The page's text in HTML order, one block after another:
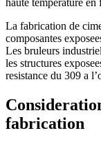
La fabrication de
composantes
Les bruleurs
les structures
resistance du 309 a
fabrication